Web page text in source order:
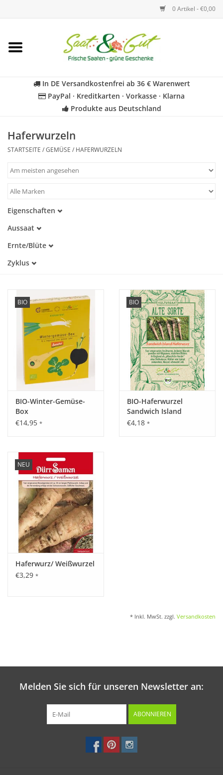
0 Artikel - €0,00
Startseite
Kräuter
Für Kinder
Geschenkideen
Katalog
In DE Versandkostenfrei ab 36 € Warenwert
PayPal · Kreditkarten · Vorkasse · Klarna
Produkte aus Deutschland
Haferwurzeln
STARTSEITE /GEMÜSE / HAFERWURZELN
Eigenschaften
Alte Sorte
Trockenheitstolerant
Lichtkeimer
Aussaat
März
April
Ernte/Blüte
Februar
Mai
September
Oktober
November
Dezember
Zyklus
BIO
BIO-Winter-Gemüse-
Box
€14,95 *
BIO
BIO-Haferwurzel
Sandwich Island
€4,18 *
NEU
Haferwurz/ Weißwurzel
€3,29 *
* Inkl. MwSt. zzgl. Versandkosten
Melden Sie sich für unseren Newsletter an:
ABONNIEREN